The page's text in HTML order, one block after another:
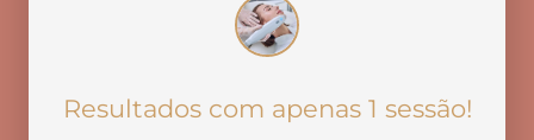
Resultados com apenas 1 sessão!